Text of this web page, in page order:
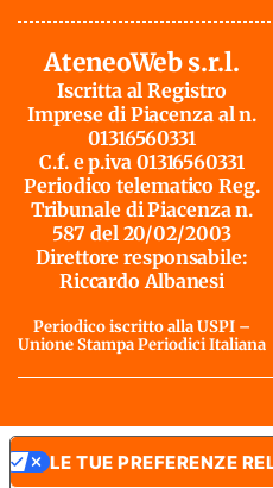
AteneoWeb s.r.l.
Iscritta al Registro
Imprese di Piacenza al n.
01316560331
C.f. e p.iva 01316560331
Periodico telematico Reg.
Tribunale di Piacenza n.
587 del 20/02/2003
Direttore responsabile:
Riccardo Albanesi
Periodico iscritto alla USPI –
Unione Stampa Periodici Italiana
LE TUE PREFERENZE